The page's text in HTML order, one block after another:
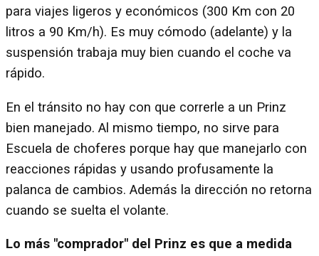
para viajes ligeros y económicos (300 Km con 20
litros a 90 Km/h). Es muy cómodo (adelante) y la
suspensión trabaja muy bien cuando el coche va
rápido.
En el tránsito no hay con que correrle a un Prinz
bien manejado. Al mismo tiempo, no sirve para
Escuela de choferes porque hay que manejarlo con
reacciones rápidas y usando profusamente la
palanca de cambios. Además la dirección no retorna
cuando se suelta el volante.
Lo más "comprador" del Prinz es que a medida